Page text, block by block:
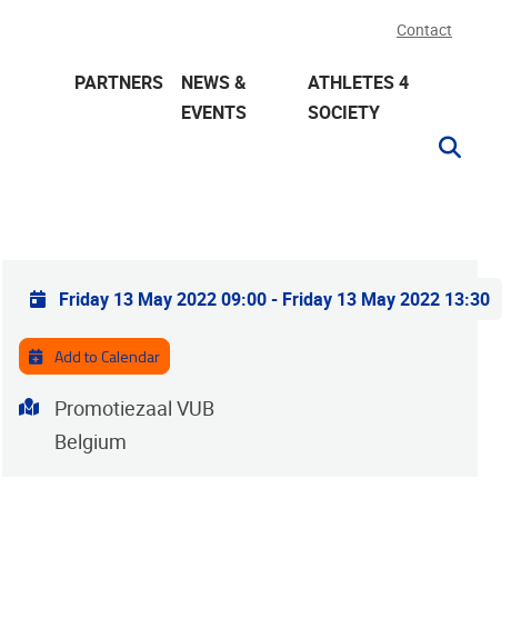
Contact
PARTNERS
NEWS &
EVENTS
ATHLETES 4
SOCIETY
Practical info
Friday 13 May 2022 09:00- Friday 13 May 2022 13:30
Add to Calendar
Address
Promotiezaal VUB
Belgium